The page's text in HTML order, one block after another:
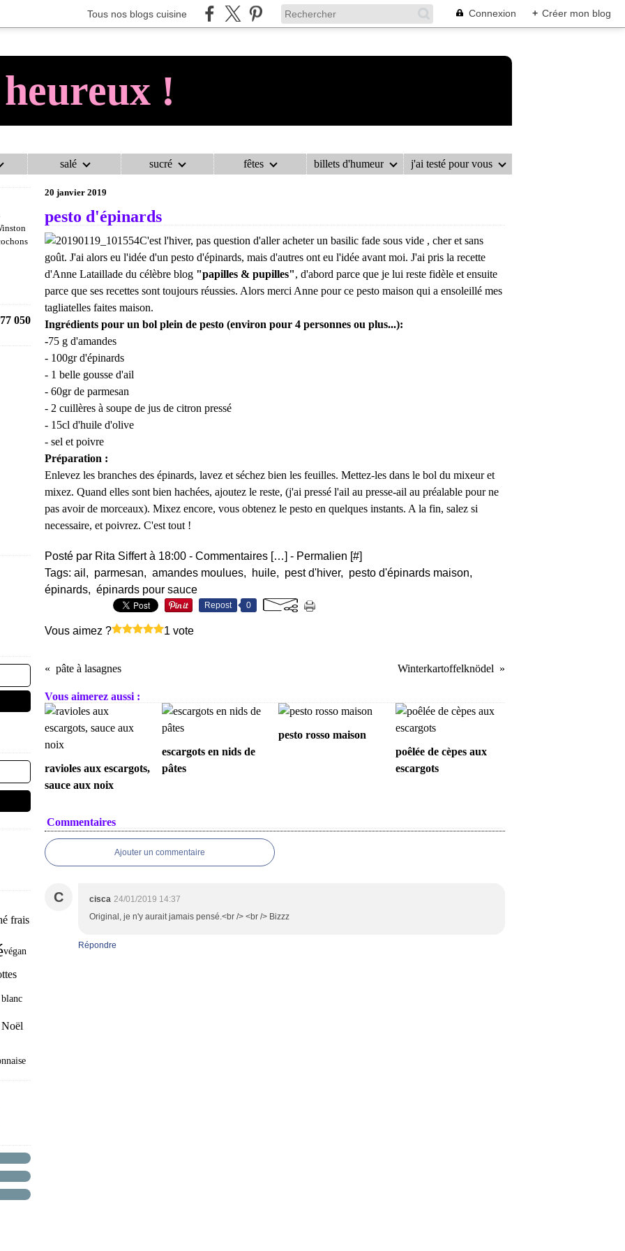
Tous nos blogs cuisine Connexion + Créer mon blog
!
salé sucré fêtes billets d'humeur
j'ai testé pour vous
050
frais
végan
Noël
AU COCHON HEUREUX ! SAUCES > PESTO D'ÉPINARDS
20 janvier 2019
pesto d'épinards
C'est l'hiver, pas question d'aller acheter un basilic fade sous vide , cher et sans
goût. J'ai alors eu l'idée d'un pesto d'épinards, mais d'autres ont eu l'idée avant moi. J'ai pris la recette
d'Anne Lataillade du célèbre blog "papilles & pupilles", d'abord parce que je lui reste fidèle et ensuite
parce que ses recettes sont toujours réussies. Alors merci Anne pour ce pesto maison qui a ensoleillé mes
tagliatelles faites maison.
Ingrédients pour un bol plein de pesto (environ pour 4 personnes ou plus...):
-75 g d'amandes
- 100gr d'épinards
- 1 belle gousse d'ail
- 60gr de parmesan
- 2 cuillères à soupe de jus de citron pressé
- 15cl d'huile d'olive
- sel et poivre
Préparation :
Enlevez les branches des épinards, lavez et séchez bien les feuilles. Mettez-les dans le bol du mixeur et
mixez. Quand elles sont bien hachées, ajoutez le reste, (j'ai pressé l'ail au presse-ail au préalable pour ne
pas avoir de morceaux). Mixez encore, vous obtenez le pesto en quelques instants. A la fin, salez si
necessaire, et poivrez. C'est tout !
Posté par Rita Siffert à 18:00 - Commentaires […] - Permalien [#]
Tags: ail , parmesan, amandes moulues, huile, pest d'hiver, pesto d'épinards maison,
épinards, épinards pour sauce
Repost 0
Vous aimez ? 1 vote
pâte à lasagnes Winterkartoffelknödel
Vous aimerez aussi :
ravioles aux escargots,
sauce aux noix
escargots en nids de
pâtes
pesto rosso maison
poêlée de cèpes aux
escargots
Commentaires
Ajouter un commentaire
C cisca 24/01/2019 14:37
Original, je n'y aurait jamais pensé.<br /> <br /> Bizzz
Répondre